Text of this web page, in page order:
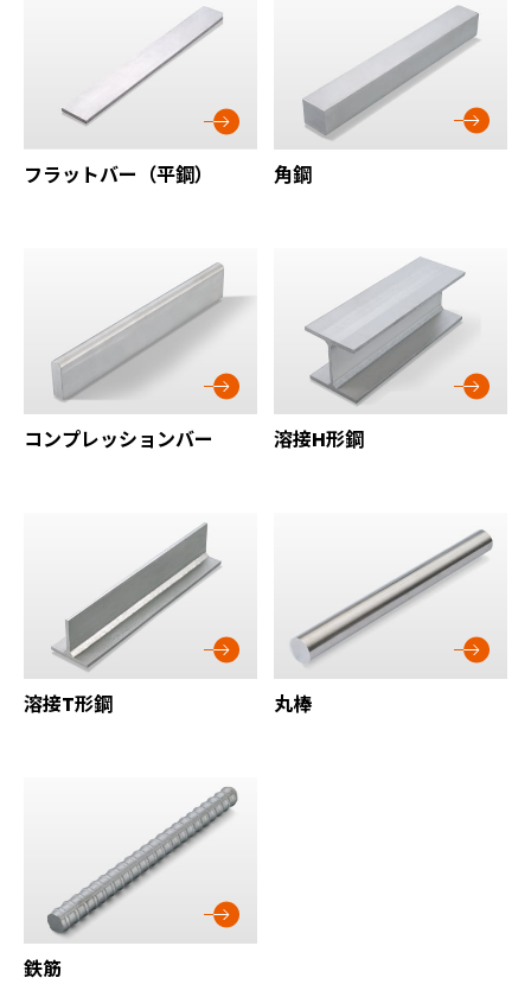
フラットバー（平鋼） 角鋼
コンプレッションバー 溶接H形鋼
溶接T形鋼 丸棒
鉄筋